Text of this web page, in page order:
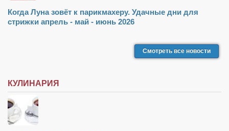
Когда Луна зовёт к парикмахеру. Удачные дни для
стрижки апрель - май - июнь 2026
Смотреть все новости
КУЛИНАРИЯ